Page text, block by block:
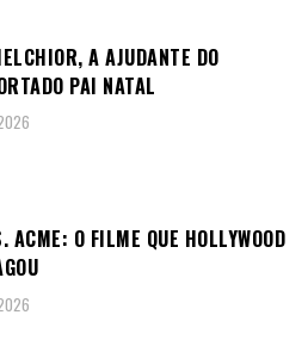
A AJUDANTE DO
PAI NATAL
ACME: O FILME QUE HOLLYWOOD